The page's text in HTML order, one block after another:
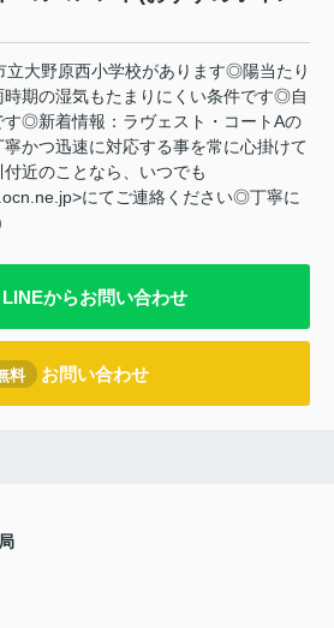
立大野原西小学校があります◎陽当たり
期の湿気もたまりにくい条件です◎自
す◎新着情報：ラヴェスト・コートAの
かつ迅速に対応する事を常に心掛けて
近のことなら、いつでも
にてご連絡ください◎丁寧に
LINEからお問い合わせ
料 お問い合わせ